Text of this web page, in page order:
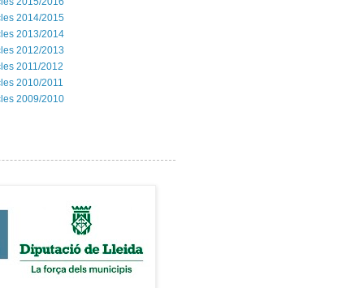
2014/2015
2013/2014
2012/2013
2011/2012
2010/2011
2009/2010